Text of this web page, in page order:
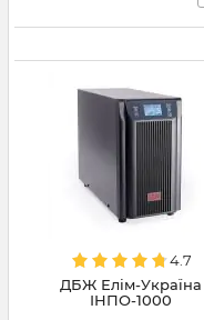
4.7
ДБЖ Елім-Україна
ІНПО-1000